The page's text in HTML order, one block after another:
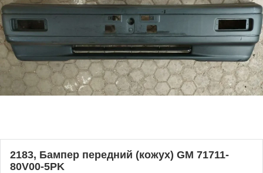
2183, Бампер передний (кожух) GM 71711-
80V00-5PK